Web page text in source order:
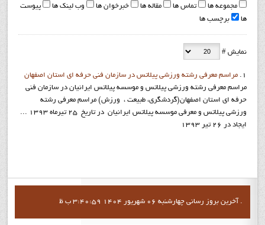
مجموعه ها تماس ها مقاله ها خبرخوان ها وب لینک ها
پیوست
ها
برچسب ها
نمایش #
1.
مراسم معرفی رشته ورزشی پیلاتس در سازمان فنی حرفه ای استان اصفهان
مراسم معرفی رشته ورزشی پیلاتس و موسسه پیلاتس ایرانیان در سازمان فنی
حرفه ای استان اصفهان(گردشگری، طبیعت ، ورزش) مراسم معرفی رشته
ورزشی پیلاتس و معرفي موسسه پیلاتس ایرانیان در تاریخ 25 تیرماه 1393 ...
ایجاد در 26 تیر 1393
آخرين بروز رساني چهارشنبه 06 شهریور 1404 3:40:59 ب ظ .